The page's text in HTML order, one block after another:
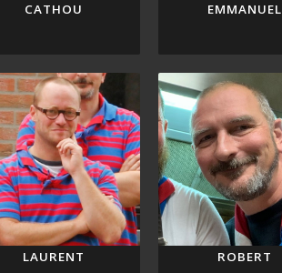
CATHOU EMMANUEL
LAURENT ROBERT